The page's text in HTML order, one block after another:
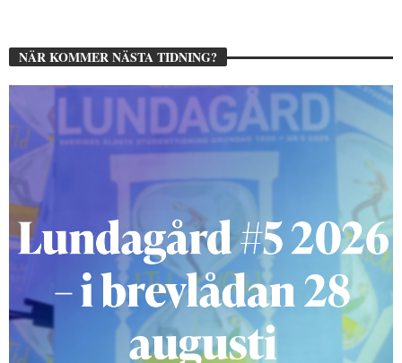
NÄR KOMMER NÄSTA TIDNING?